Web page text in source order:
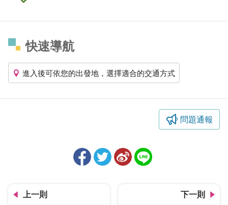
快速導航
進入後可依您的出發地，選擇適合的交通方式
問題通報
上一則 下一則